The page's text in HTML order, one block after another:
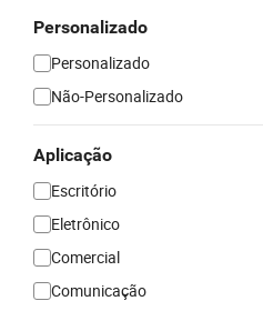
Personalizado
Personalizado
Não-Personalizado
Aplicação
Escritório
Eletrônico
Comercial
Comunicação